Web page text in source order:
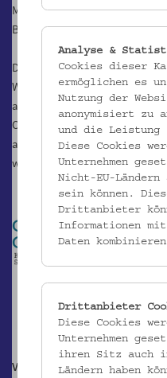
Meinungsäußerung sowie
Basis der demokratischen
Dieser Radiobeitrag wurde von
Walter Kreuz) und den
aufgenommen und wurde am
Orange gesendet. Der Beitrag
an der Hörstation in der
werden. Online ist erhier
Volkskundemuseum Wien
Analyse &
Cookies dieser
ermöglichen es
Nutzung der
anonymisiert zu
und die Leistung
Diese Cookies
Unternehmen
Nicht-EU-Ländern
sein können.
Drittanbieter
Informationen mit
Daten
Drittanbieter
Diese Cookies
Unternehmen
ihren Sitz auch
Ländern haben